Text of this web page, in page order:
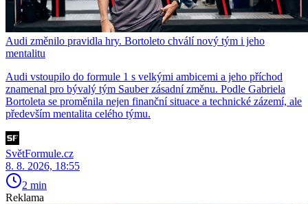
Audi změnilo pravidla hry. Bortoleto chválí nový tým i jeho
mentalitu
Audi vstoupilo do formule 1 s velkými ambicemi a jeho příchod
znamenal pro bývalý tým Sauber zásadní změnu. Podle Gabriela
Bortoleta se proměnila nejen finanční situace a technické zázemí, ale
především mentalita celého týmu.
SvětFormule.cz
8. 8. 2026, 18:55
2 min
Reklama